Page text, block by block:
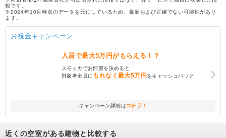
報です。
※2024年10月時点のデータを元にしているため、最新および正確でない可能性があり
ます。
お祝金キャンペーン
入居で最大5万円がもらえる！？
スモッカでお部屋を決めると
対象者全員に もれなく最大5万円をキャッシュバック!
キャンペーン詳細はコチラ！
近くの空室がある建物と比較する